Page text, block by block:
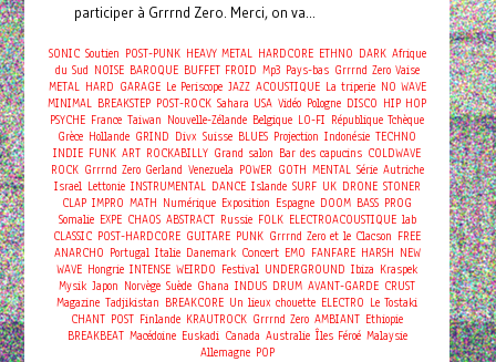
participer à Grrrnd Zero. Merci, on va...
SONIC Soutien POST-PUNK HEAVY METAL HARDCORE ETHNO DARK Afrique
du Sud NOISE BAROQUE BUFFET FROID Mp3 Pays-bas Grrrnd Zero Vaise
METAL HARD GARAGE Le Periscope JAZZ ACOUSTIQUE La triperie NO WAVE
MINIMAL BREAKSTEP POST-ROCK Sahara USA Vidéo Pologne DISCO HIP HOP
PSYCHE France Taiwan Nouvelle-Zélande Belgique LO-FI République Tchèque
Grèce Hollande GRIND Divx Suisse BLUES Projection Indonésie TECHNO
INDIE FUNK ART ROCKABILLY Grand salon Bar des capucins COLDWAVE
ROCK Grrrnd Zero Gerland Venezuela POWER GOTH MENTAL Série Autriche
Israel Lettonie INSTRUMENTAL DANCE Islande SURF UK DRONE STONER
CLAP IMPRO MATH Numérique Exposition Espagne DOOM BASS PROG
Somalie EXPE CHAOS ABSTRACT Russie FOLK ELECTROACOUSTIQUE lab
CLASSIC POST-HARDCORE GUITARE PUNK Grrrnd Zero et le Clacson FREE
ANARCHO Portugal Italie Danemark Concert EMO FANFARE HARSH NEW
WAVE Hongrie INTENSE WEIRDO Festival UNDERGROUND Ibiza Kraspek
Mysik Japon Norvège Suède Ghana INDUS DRUM AVANT-GARDE CRUST
Magazine Tadjikistan BREAKCORE Un lieux chouette ELECTRO Le Tostaki
CHANT POST Finlande KRAUTROCK Grrrnd Zero AMBIANT Ethiopie
BREAKBEAT Macédoine Euskadi Canada Australie Îles Féroé Malaysie
Allemagne POP